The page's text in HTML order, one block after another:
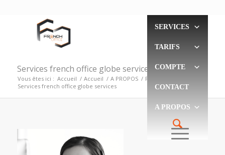
SERVICES
TARIFS
COMPTE
CONTACT
A PROPOS
Services french office globe services
Vous êtes ici : Accueil / Accueil / A PROPOS / FAQ
Services french office globe services